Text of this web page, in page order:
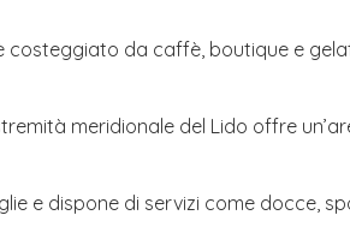
costeggiato da caffè, boutique e
meridionale del Lido offre
e dispone di servizi come docce,